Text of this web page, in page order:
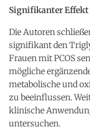
Signifikanter
Die Autoren
signifikant den
Frauen mit PCOS
mögliche
metabolische und
zu beeinflussen.
klinische
untersuchen.